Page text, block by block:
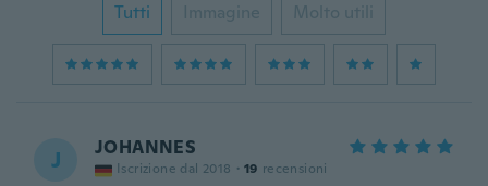
Tutti Immagine Molto utili
J JOHANNES
Iscrizione dal 2018 · 19 recensioni